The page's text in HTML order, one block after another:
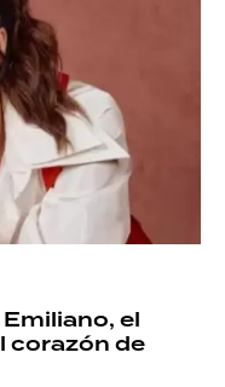
el
corazón de